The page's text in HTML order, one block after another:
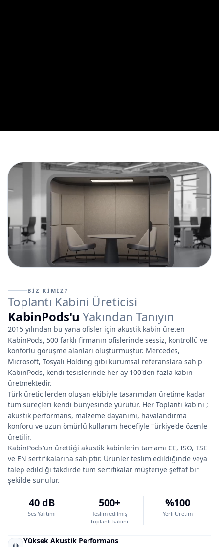
Akustik toplantı kabini modellerimiz; açık ofislerde konuşma
gizliliğini koruyan, dış gürültüyü azaltan ve ekiplerin
toplantıya daha hızlı odaklanmasını sağlayan modüler
görüşme alanları oluşturur. 2-4 kişilik kullanım
senaryolarında müşteri görüşmeleri, online sunumlar ve
ekip değerlendirmeleri için tadilat gerektirmeyen
profesyonel bir çözüm sunar.
DETAYLI BİLGİ
BİZ KİMİZ?
Toplantı Kabini Üreticisi
KabinPods'u Yakından Tanıyın
2015 yılından bu yana ofisler için akustik kabin üreten
KabinPods, 500 farklı firmanın ofislerinde sessiz, kontrollü ve
konforlu görüşme alanları oluşturmuştur. Mercedes,
Microsoft, Tosyalı Holding gibi kurumsal referanslara sahip
KabinPods, kendi tesislerinde her ay 100'den fazla kabin
üretmektedir.
Türk üreticilerden oluşan ekibiyle tasarımdan üretime kadar
tüm süreçleri kendi bünyesinde yürütür. Her Toplantı kabini ;
akustik performans, malzeme dayanımı, havalandırma
konforu ve uzun ömürlü kullanım hedefiyle Türkiye'de özenle
üretilir.
KabinPods'un ürettiği akustik kabinlerin tamamı CE, ISO, TSE
ve EN sertifikalarına sahiptir. Ürünler teslim edildiğinde veya
talep edildiği takdirde tüm sertifikalar müşteriye şeffaf bir
şekilde sunulur.
40 dB
Ses Yalıtımı
500+
Teslim edilmiş
toplantı kabini
%100
Yerli Üretim
Yüksek Akustik Performans